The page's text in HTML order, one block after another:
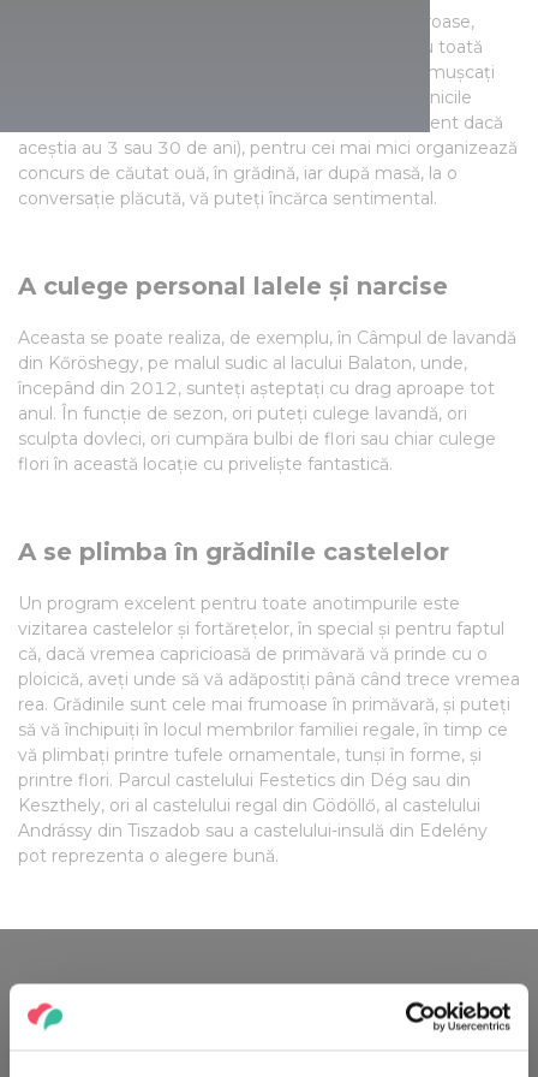
După trecerea Crăciunului, după sfârșitul iernii geroase,
Paștele este sărbătoarea la care se adună din nou toată
familia. Împodobiți cu mâțișori, coaceți cozonaci, mușcați
din ceapa verde! Cu această ocazie mamele și bunicile
pregătesc mâncărurile favorite ale copiilor (indiferent dacă
aceștia au 3 sau 30 de ani), pentru cei mai mici organizează
concurs de căutat ouă, în grădină, iar după masă, la o
conversație plăcută, vă puteți încărca sentimental.
A culege personal lalele și narcise
Aceasta se poate realiza, de exemplu, în Câmpul de lavandă
din Kőröshegy, pe malul sudic al lacului Balaton, unde,
începând din 2012, sunteți așteptați cu drag aproape tot
anul. În funcție de sezon, ori puteți culege lavandă, ori
sculpta dovleci, ori cumpăra bulbi de flori sau chiar culege
flori în această locație cu priveliște fantastică.
A se plimba în grădinile castelelor
Un program excelent pentru toate anotimpurile este
vizitarea castelelor și fortărețelor, în special și pentru faptul
că, dacă vremea capricioasă de primăvară vă prinde cu o
ploicică, aveți unde să vă adăpostiți până când trece vremea
rea. Grădinile sunt cele mai frumoase în primăvară, și puteți
să vă închipuiți în locul membrilor familiei regale, în timp ce
vă plimbați printre tufele ornamentale, tunși în forme, și
printre flori. Parcul castelului Festetics din Dég sau din
Keszthely, ori al castelului regal din Gödöllő, al castelului
Andrássy din Tiszadob sau a castelului-insulă din Edelény
pot reprezenta o alegere bună.